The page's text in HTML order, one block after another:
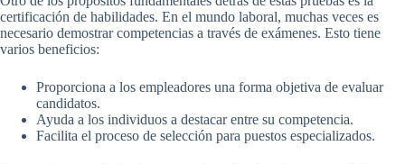
certificación de habilidades. En el mundo laboral, muchas veces es
necesario demostrar competencias a través de exámenes. Esto tiene
varios beneficios:
Proporciona a los empleadores una forma objetiva de evaluar
candidatos.
Ayuda a los individuos a destacar entre su competencia.
Facilita el proceso de selección para puestos especializados.